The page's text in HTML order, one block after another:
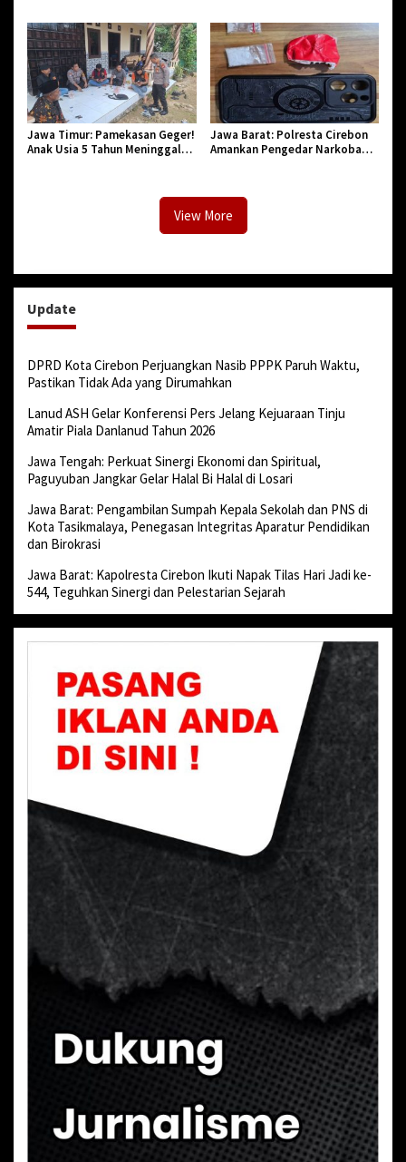
Pendidikan dan Birokrasi
Jawa Timur: Pamekasan Geger!
Anak Usia 5 Tahun Meninggal
Jawa Barat: Polresta Cirebon
Amankan Pengedar Narkoba
View More
Update
DPRD Kota Cirebon Perjuangkan Nasib PPPK Paruh Waktu,
Pastikan Tidak Ada yang Dirumahkan
Lanud ASH Gelar Konferensi Pers Jelang Kejuaraan Tinju
Amatir Piala Danlanud Tahun 2026
Jawa Tengah: Perkuat Sinergi Ekonomi dan Spiritual,
Paguyuban Jangkar Gelar Halal Bi Halal di Losari
Jawa Barat: Pengambilan Sumpah Kepala Sekolah dan PNS di
Kota Tasikmalaya, Penegasan Integritas Aparatur Pendidikan
dan Birokrasi
Jawa Barat: Kapolresta Cirebon Ikuti Napak Tilas Hari Jadi ke-
544, Teguhkan Sinergi dan Pelestarian Sejarah